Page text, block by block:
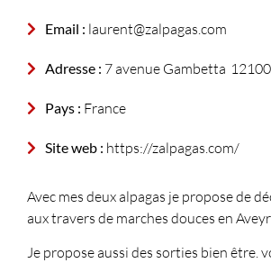
Email : laurent@zalpagas.com
Adresse : 7 avenue Gambetta 12100
Pays : France
Site web : https://zalpagas.com/
Avec mes deux alpagas je propose de
aux travers de marches douces en
Je propose aussi des sorties bien être.